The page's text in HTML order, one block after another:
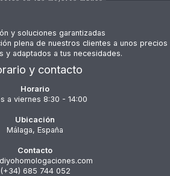
y soluciones garantizadas
plena de nuestros clientes a unos precios
y adaptados a tus necesidades.
y contacto
Horario
a viernes 8:30 - 14:00
Ubicación
Málaga, España
Contacto
(+34) 685 744 052